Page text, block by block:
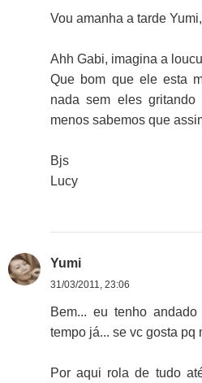
Vou amanha a tarde
Ahh Gabi, imagina a
Que bom que ele esta
nada sem eles
menos sabemos que
Bjs
Lucy
Yumi
31/03/2011, 23:06
Bem... eu tenho
tempo já... se vc gosta pq
Por aqui rola de tudo